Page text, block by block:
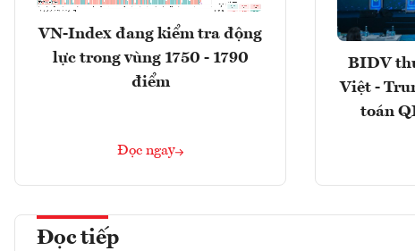
VN-Index đang kiểm tra động
lực trong vùng 1750 - 1790
điểm
Đọc ngay
BIDV
Việt -
toán
Đọc tiếp